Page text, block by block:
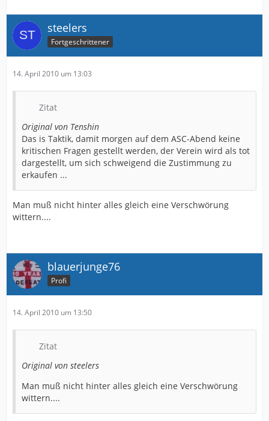
steelers
Fortgeschrittener
14. April 2010 um 13:03
Zitat
Original von Tenshin
Das is Taktik, damit morgen auf dem ASC-Abend keine
kritischen Fragen gestellt werden, der Verein wird als tot
dargestellt, um sich schweigend die Zustimmung zu
erkaufen ...
Man muß nicht hinter alles gleich eine Verschwörung
wittern....
blauerjunge76
Profi
14. April 2010 um 13:50
Zitat
Original von steelers
Man muß nicht hinter alles gleich eine Verschwörung
wittern....